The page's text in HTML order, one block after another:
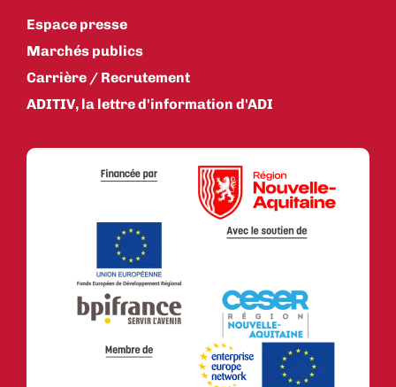
Espace presse
Marchés publics
Carrière / Recrutement
ADITIV, la lettre d'information d'ADI